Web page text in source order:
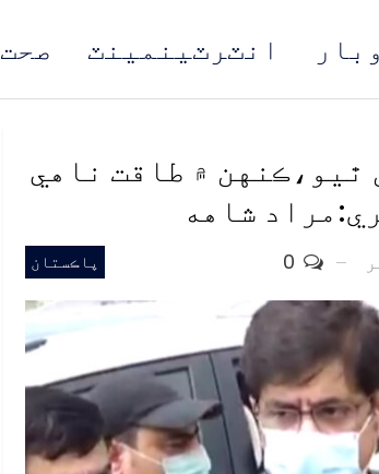
صحت انٽرٽينمينٽ
ٿيو،ڪنهن ۾ طاقت ناهي
شاهه
پاڪستان